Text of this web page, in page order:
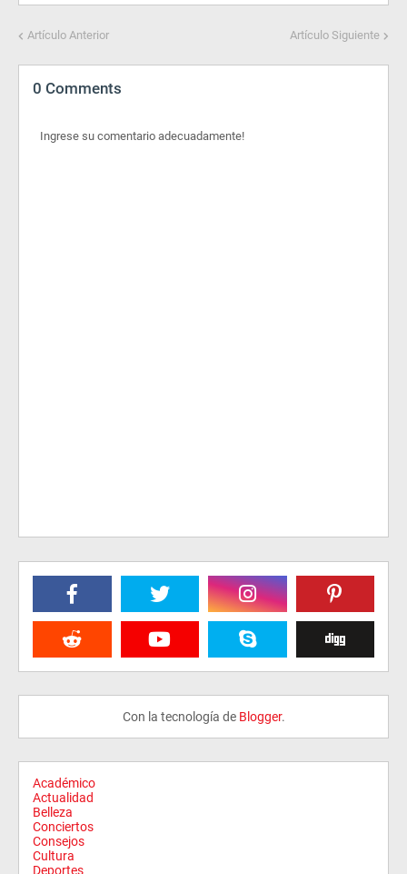
Artículo Anterior Artículo Siguiente
0 Comments
Ingrese su comentario adecuadamente!
Con la tecnología de Blogger.
Académico
Actualidad
Belleza
Conciertos
Consejos
Cultura
Deportes